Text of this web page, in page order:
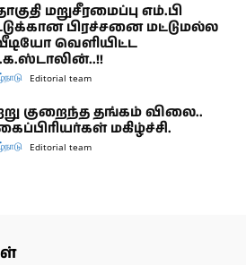
மறுசீரமைப்பு எம்.பி
பிரச்சனை மட்டுமல்ல
வெளியிட்ட
Editorial team
குறைந்த தங்கம் விலை..
மகிழ்ச்சி.
Editorial team